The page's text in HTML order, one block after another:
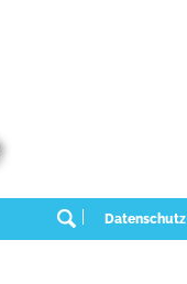
Datenschutz